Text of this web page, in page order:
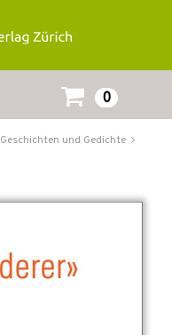
0
Geschichten und Gedichte